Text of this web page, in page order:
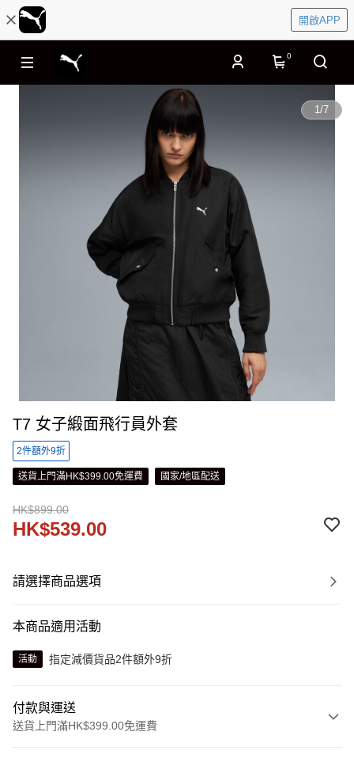
開啟APP
0
1/7
T7 女子緞面飛行員外套
2件額外9折
送貨上門滿HK$399.00免運費 國家/地區配送
HK$899.00
HK$539.00
請選擇商品選項
本商品適用活動
活動 指定減價貨品2件額外9折
付款與運送
送貨上門滿HK$399.00免運費